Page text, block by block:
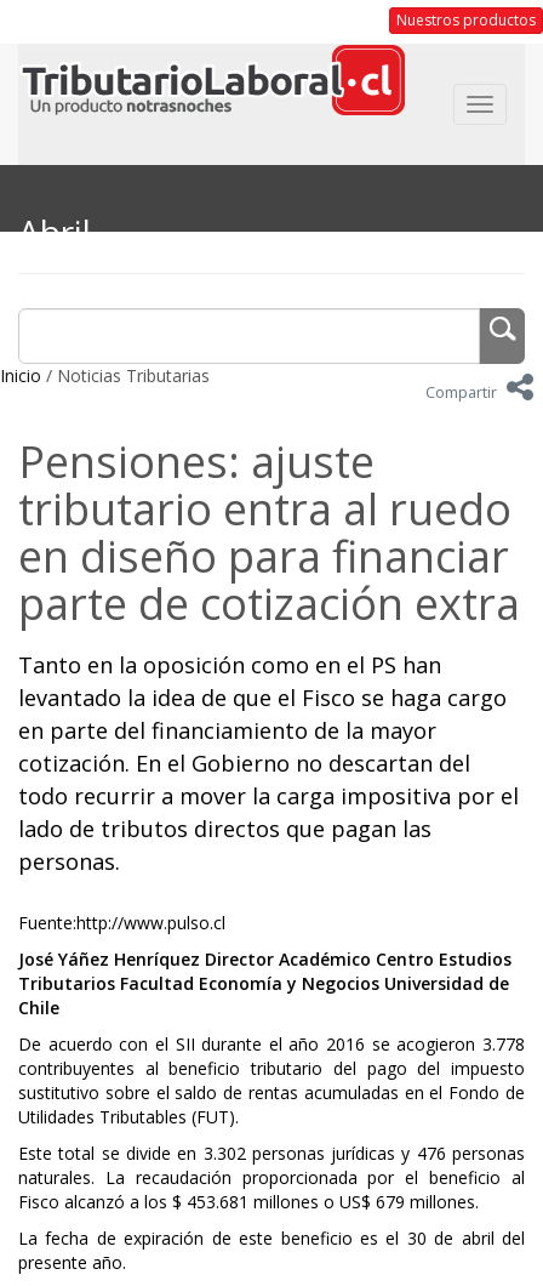
Nuestros productos
Toggle
Abril
Inicio / Noticias Tributarias
Compartir
Pensiones: ajuste
tributario entra al ruedo
en diseño para financiar
parte de cotización extra
Tanto en la oposición como en el PS han
levantado la idea de que el Fisco se haga cargo
en parte del financiamiento de la mayor
cotización. En el Gobierno no descartan del
todo recurrir a mover la carga impositiva por el
lado de tributos directos que pagan las
personas.
Fuente:http://www.pulso.cl
José Yáñez Henríquez Director Académico Centro Estudios
Tributarios Facultad Economía y Negocios Universidad de
Chile
De acuerdo con el SII durante el año 2016 se acogieron 3.778
contribuyentes al beneficio tributario del pago del impuesto
sustitutivo sobre el saldo de rentas acumuladas en el Fondo de
Utilidades Tributables (FUT).
Este total se divide en 3.302 personas jurídicas y 476 personas
naturales. La recaudación proporcionada por el beneficio al
Fisco alcanzó a los $ 453.681 millones o US$ 679 millones.
La fecha de expiración de este beneficio es el 30 de abril del
presente año.